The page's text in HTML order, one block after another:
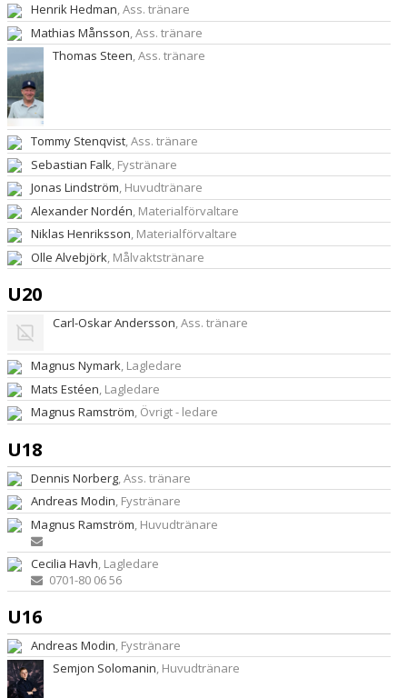
Henrik Hedman, Ass. tränare
Mathias Månsson, Ass. tränare
Thomas Steen, Ass. tränare
Tommy Stenqvist, Ass. tränare
Sebastian Falk , Fystränare
Jonas Lindström, Huvudtränare
Alexander Nordén, Materialförvaltare
Niklas Henriksson, Materialförvaltare
Olle Alvebjörk, Målvaktstränare
U20
Carl-Oskar Andersson, Ass. tränare
Magnus Nymark, Lagledare
Mats Estéen, Lagledare
Magnus Ramström, Övrigt - ledare
U18
Dennis Norberg, Ass. tränare
Andreas Modin, Fystränare
Magnus Ramström, Huvudtränare
Cecilia Havh, Lagledare
0701-80 06 56
U16
Andreas Modin, Fystränare
Semjon Solomanin, Huvudtränare